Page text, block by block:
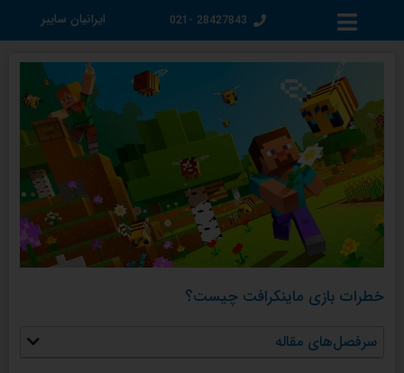
28427843 -021 ایرانیان سایبر
خطرات بازی ماینکرافت چیست؟
سرفصل‌های مقاله